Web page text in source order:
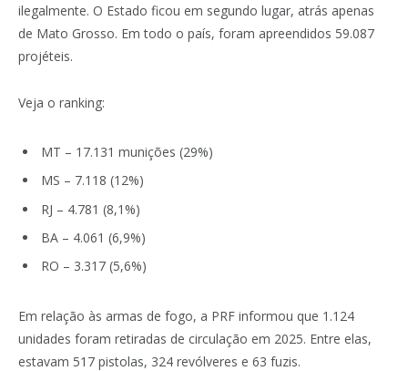
ilegalmente. O Estado ficou em segundo lugar, atrás apenas
de Mato Grosso. Em todo o país, foram apreendidos 59.087
projéteis.
Veja o ranking:
MT – 17.131 munições (29%)
MS – 7.118 (12%)
RJ – 4.781 (8,1%)
BA – 4.061 (6,9%)
RO – 3.317 (5,6%)
Em relação às armas de fogo, a PRF informou que 1.124
unidades foram retiradas de circulação em 2025. Entre elas,
estavam 517 pistolas, 324 revólveres e 63 fuzis.